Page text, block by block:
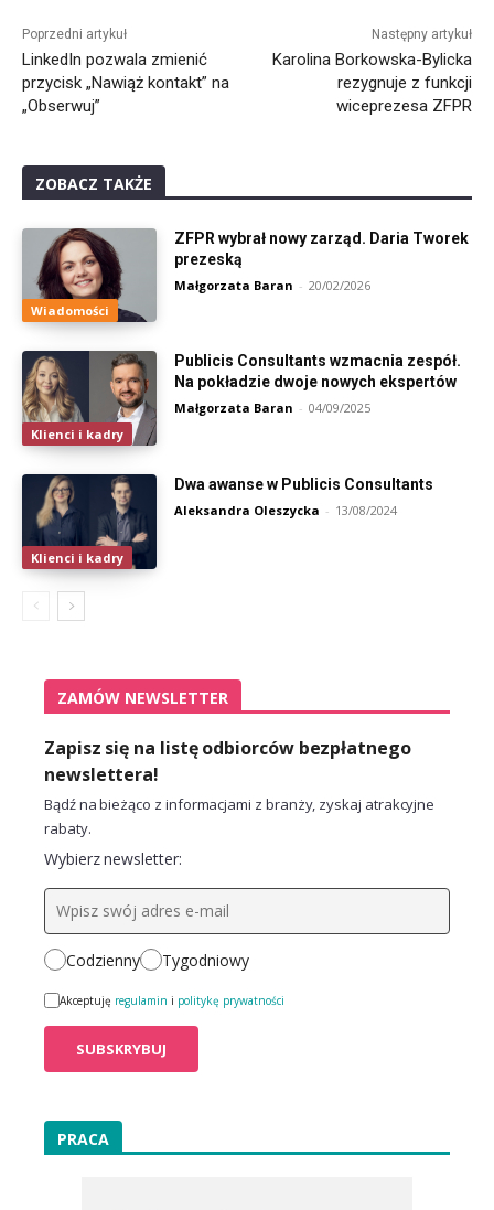
Poprzedni artykuł
LinkedIn pozwala zmienić
przycisk „Nawiąż kontakt” na
„Obserwuj”
Następny artykuł
Karolina Borkowska-Bylicka
rezygnuje z funkcji
wiceprezesa ZFPR
ZOBACZ TAKŻE
Wiadomości
ZFPR wybrał nowy zarząd. Daria Tworek
prezeską
Małgorzata Baran - 20/02/2026
Klienci i kadry
Publicis Consultants wzmacnia zespół.
Na pokładzie dwoje nowych ekspertów
Małgorzata Baran - 04/09/2025
Klienci i kadry
Dwa awanse w Publicis Consultants
Aleksandra Oleszycka - 13/08/2024
ZAMÓW NEWSLETTER
Zapisz się na listę odbiorców bezpłatnego
newslettera!
Bądź na bieżąco z informacjami z branży, zyskaj atrakcyjne
rabaty.
Wybierz newsletter:
Codzienny Tygodniowy
Akceptuję regulamin i politykę prywatności
PRACA